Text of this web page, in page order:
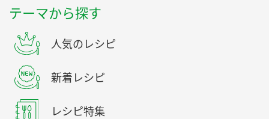
テーマから探す
人気のレシピ
新着レシピ
レシピ特集